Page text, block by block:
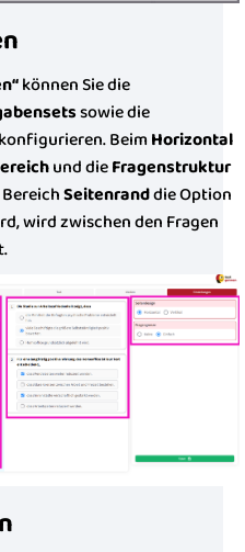
können Sie die
sowie die
konfigurieren. BeimHorizontal
und dieFragenstruktur
Seitenranddie Option
wird zwischen den Fragen